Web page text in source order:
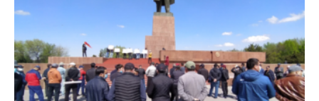
Новости
Кыргызстана